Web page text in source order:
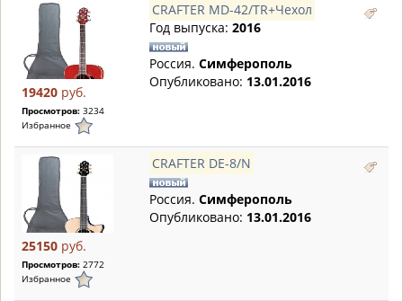
19420 руб.
Просмотров: 3234
Избранное
CRAFTER MD-42/TR+Чехол
Год выпуска: 2016
Россия. Симферополь
Опубликовано: 13.01.2016
25150 руб.
Просмотров: 2772
Избранное
CRAFTER DE-8/N
Россия. Симферополь
Опубликовано: 13.01.2016